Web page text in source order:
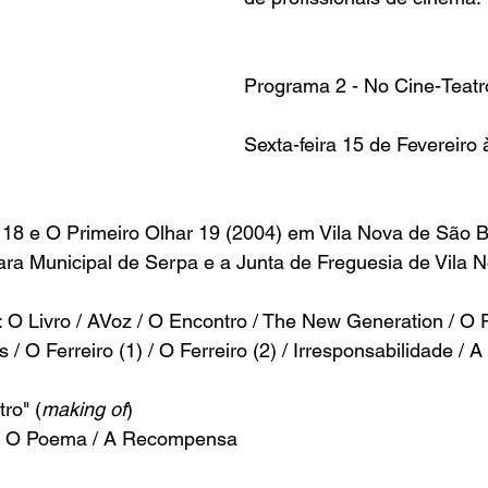
Programa 2 - No Cine-
Sexta-feira 15 de Fevereiro
e O Primeiro Olhar 19 (2004) em Vila Nova de São
Municipal de Serpa e a Junta de Freguesia de Vila
O Livro / AVoz / O Encontro / The New Generation / O
/ O Ferreiro (1) / O Ferreiro (2) / Irresponsabilidade / A
(making of)
Poema / A Recompensa